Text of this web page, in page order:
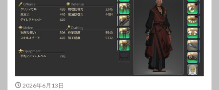
2026年6月13日